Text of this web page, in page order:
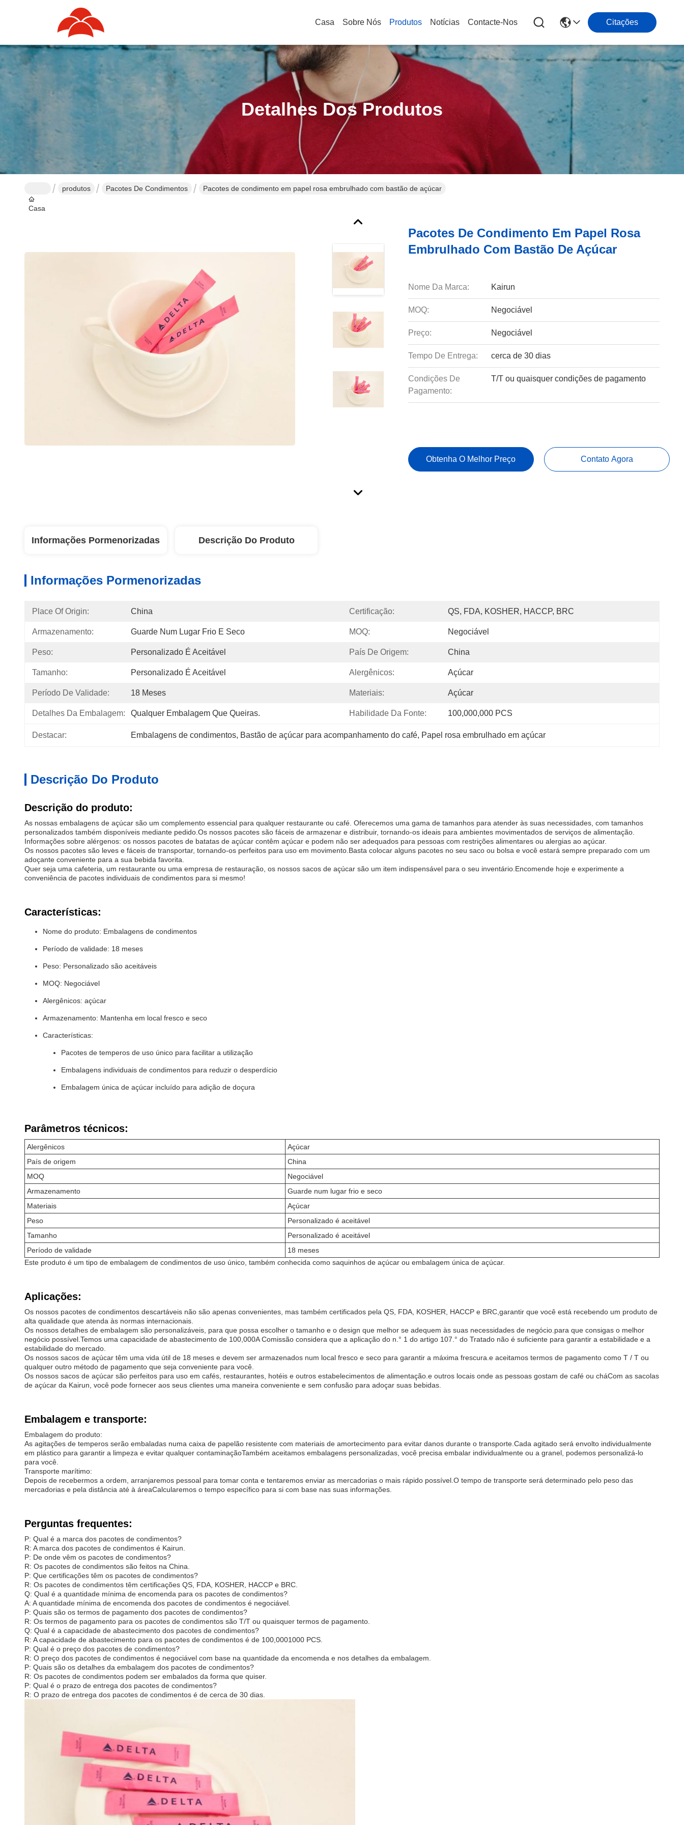
Casa Sobre Nós Produtos Notícias Contacte-Nos Citações
Detalhes Dos Produtos
Casa
produtos Pacotes De Condimentos Pacotes de condimento em papel rosa embrulhado com bastão de açúcar
Pacotes De Condimento Em Papel Rosa
Embrulhado Com Bastão De Açúcar
Nome Da Marca: Kairun
MOQ: Negociável
Preço: Negociável
Tempo De Entrega: cerca de 30 dias
Condições De
Pagamento:
T/T ou quaisquer condições de pagamento
Obtenha O Melhor Preço Contato Agora
Informações Pormenorizadas Descrição Do Produto
Informações Pormenorizadas
Place Of Origin: China Certificação: QS, FDA, KOSHER, HACCP, BRC
Armazenamento: Guarde Num Lugar Frio E Seco MOQ: Negociável
Peso: Personalizado É Aceitável País De Origem: China
Tamanho: Personalizado É Aceitável Alergênicos: Açúcar
Período De Validade: 18 Meses Materiais: Açúcar
Detalhes Da Embalagem: Qualquer Embalagem Que Queiras. Habilidade Da Fonte: 100,000,000 PCS
Destacar: Embalagens de condimentos, Bastão de açúcar para acompanhamento do café, Papel rosa embrulhado em açúcar
Descrição Do Produto
Descrição do produto:
As nossas embalagens de açúcar são um complemento essencial para qualquer restaurante ou café. Oferecemos uma gama de tamanhos para atender às suas necessidades, com tamanhos
personalizados também disponíveis mediante pedido.Os nossos pacotes são fáceis de armazenar e distribuir, tornando-os ideais para ambientes movimentados de serviços de alimentação.
Informações sobre alérgenos: os nossos pacotes de batatas de açúcar contêm açúcar e podem não ser adequados para pessoas com restrições alimentares ou alergias ao açúcar.
Os nossos pacotes são leves e fáceis de transportar, tornando-os perfeitos para uso em movimento.Basta colocar alguns pacotes no seu saco ou bolsa e você estará sempre preparado com um
adoçante conveniente para a sua bebida favorita.
Quer seja uma cafeteria, um restaurante ou uma empresa de restauração, os nossos sacos de açúcar são um item indispensável para o seu inventário.Encomende hoje e experimente a
conveniência de pacotes individuais de condimentos para si mesmo!
Características:
Nome do produto: Embalagens de condimentos
Período de validade: 18 meses
Peso: Personalizado são aceitáveis
MOQ: Negociável
Alergênicos: açúcar
Armazenamento: Mantenha em local fresco e seco
Características:
Pacotes de temperos de uso único para facilitar a utilização
Embalagens individuais de condimentos para reduzir o desperdício
Embalagem única de açúcar incluído para adição de doçura
Parâmetros técnicos:
Alergênicos
Açúcar
País de origem
China
MOQ
Negociável
Armazenamento
Guarde num lugar frio e seco
Materiais
Açúcar
Peso
Personalizado é aceitável
Tamanho
Personalizado é aceitável
Período de validade
18 meses
Este produto é um tipo de embalagem de condimentos de uso único, também conhecida como saquinhos de açúcar ou embalagem única de açúcar.
Aplicações:
Os nossos pacotes de condimentos descartáveis não são apenas convenientes, mas também certificados pela QS, FDA, KOSHER, HACCP e BRC,garantir que você está recebendo um produto de
alta qualidade que atenda às normas internacionais.
Os nossos detalhes de embalagem são personalizáveis, para que possa escolher o tamanho e o design que melhor se adequem às suas necessidades de negócio.para que consigas o melhor
negócio possível.Temos uma capacidade de abastecimento de 100,000A Comissão considera que a aplicação do n.° 1 do artigo 107.° do Tratado não é suficiente para garantir a estabilidade e a
estabilidade do mercado.
Os nossos sacos de açúcar têm uma vida útil de 18 meses e devem ser armazenados num local fresco e seco para garantir a máxima frescura.e aceitamos termos de pagamento como T / T ou
qualquer outro método de pagamento que seja conveniente para você.
Os nossos sacos de açúcar são perfeitos para uso em cafés, restaurantes, hotéis e outros estabelecimentos de alimentação.e outros locais onde as pessoas gostam de café ou cháCom as sacolas
de açúcar da Kairun, você pode fornecer aos seus clientes uma maneira conveniente e sem confusão para adoçar suas bebidas.
Embalagem e transporte:
Embalagem do produto:
As agitações de temperos serão embaladas numa caixa de papelão resistente com materiais de amortecimento para evitar danos durante o transporte.Cada agitado será envolto individualmente
em plástico para garantir a limpeza e evitar qualquer contaminaçãoTambém aceitamos embalagens personalizadas, você precisa embalar individualmente ou a granel, podemos personalizá-lo
para você.
Transporte marítimo:
Depois de recebermos a ordem, arranjaremos pessoal para tomar conta e tentaremos enviar as mercadorias o mais rápido possível.O tempo de transporte será determinado pelo peso das
mercadorias e pela distância até à áreaCalcularemos o tempo específico para si com base nas suas informações.
Perguntas frequentes:
P: Qual é a marca dos pacotes de condimentos?
R: A marca dos pacotes de condimentos é Kairun.
P: De onde vêm os pacotes de condimentos?
R: Os pacotes de condimentos são feitos na China.
P: Que certificações têm os pacotes de condimentos?
R: Os pacotes de condimentos têm certificações QS, FDA, KOSHER, HACCP e BRC.
Q: Qual é a quantidade mínima de encomenda para os pacotes de condimentos?
A: A quantidade mínima de encomenda dos pacotes de condimentos é negociável.
P: Quais são os termos de pagamento dos pacotes de condimentos?
R: Os termos de pagamento para os pacotes de condimentos são T/T ou quaisquer termos de pagamento.
Q: Qual é a capacidade de abastecimento dos pacotes de condimentos?
R: A capacidade de abastecimento para os pacotes de condimentos é de 100,0001000 PCS.
P: Qual é o preço dos pacotes de condimentos?
R: O preço dos pacotes de condimentos é negociável com base na quantidade da encomenda e nos detalhes da embalagem.
P: Quais são os detalhes da embalagem dos pacotes de condimentos?
R: Os pacotes de condimentos podem ser embalados da forma que quiser.
P: Qual é o prazo de entrega dos pacotes de condimentos?
R: O prazo de entrega dos pacotes de condimentos é de cerca de 30 dias.